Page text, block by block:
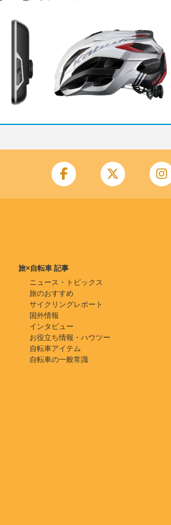
旅×自転車 記事
ニュース・トピックス
旅のおすすめ
サイクリングレポート
国外情報
インタビュー
お役立ち情報・ハウツー
自転車アイテム
自転車の一般常識